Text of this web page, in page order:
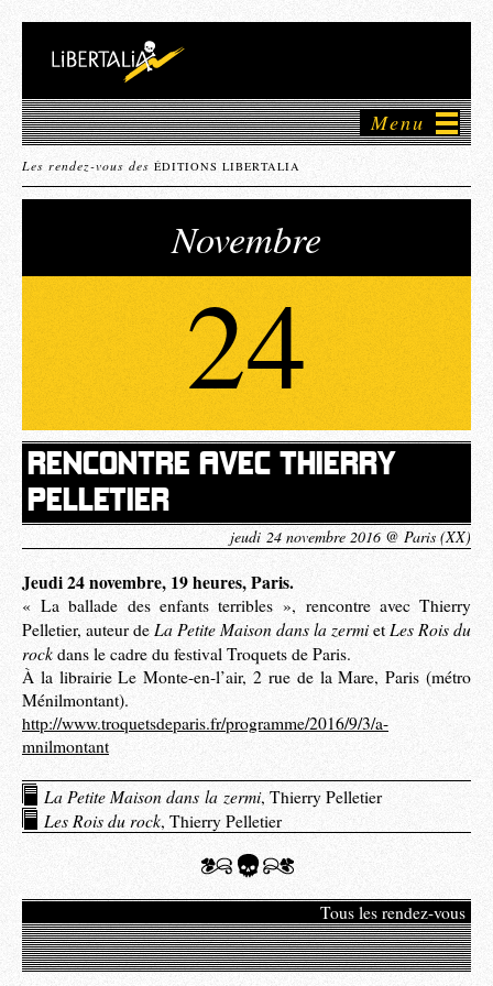
Menu
Les rendez-vous des ÉDITIONS LIBERTALIA
RENCONTRE AVEC THIERRY
PELLETIER
jeudi 24 novembre 2016 @ Paris (XX)
24
Novembre
Jeudi 24 novembre, 19 heures, Paris.
« La ballade des enfants terribles », rencontre avec Thierry
Pelletier, auteur de La Petite Maison dans la zermietLes Rois du
rock dans le cadre du festival Troquets de Paris.
À la librairie Le Monte-en-l’air, 2 rue de la Mare, Paris (métro
Ménilmontant).
http://www.troquetsdeparis.fr/programme/2016/9/3/a-
mnilmontant
La Petite Maison dans la zermi, Thierry Pelletier
Les Rois du rock, Thierry Pelletier
Tous les rendez-vous